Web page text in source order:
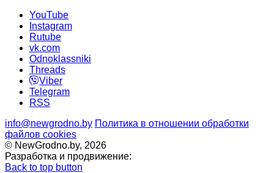
YouTube
Instagram
Rutube
vk.com
Odnoklassniki
Threads
Viber
Telegram
RSS
info@newgrodno.by Политика в отношении обработки
файлов cookies
© NewGrodno.by, 2026
Разработка и продвижение:
Back to top button